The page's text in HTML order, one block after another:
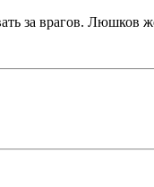
за врагов. Люшков